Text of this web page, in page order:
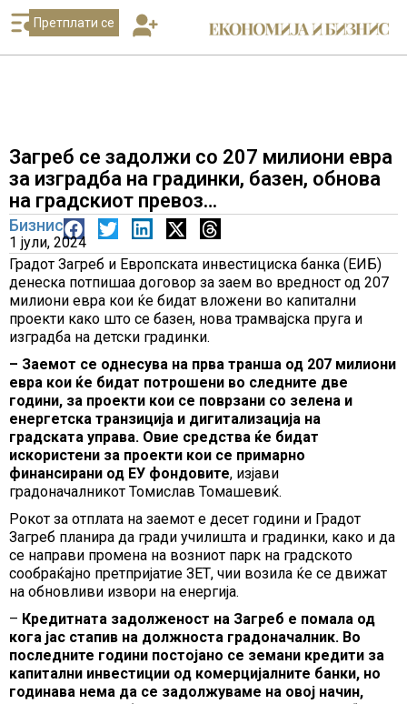
Претплати се
Загреб се задолжи со 207 милиони евра
за изградба на градинки, базен, обнова
на градскиот превоз…
Бизнис
1 јули, 2024
Градот Загреб и Европската инвестициска банка (ЕИБ)
денеска потпишаа договор за заем во вредност од 207
милиони евра кои ќе бидат вложени во капитални
проекти како што се базен, нова трамвајска пруга и
изградба на детски градинки.
– Заемот се однесува на прва транша од 207 милиони
евра кои ќе бидат потрошени во следните две
години, за проекти кои се поврзани со зелена и
енергетска транзиција и дигитализација на
градската управа. Овие средства ќе бидат
искористени за проекти кои се примарно
финансирани од ЕУ фондовите, изјави
градоначалникот Томислав Томашевиќ.
Рокот за отплата на заемот е десет години и Градот
Загреб планира да гради училишта и градинки, како и да
се направи промена на возниот парк на градското
сообраќајно претпријатие ЗЕТ, чии возила ќе се движат
на обновливи извори на енергија.
– Кредитната задолженост на Загреб е помала од
кога јас стапив на должноста градоначалник. Во
последните години постојано се земани кредити за
капитални инвестиции од комерцијалните банки, но
годинава нема да се задолжуваме на овој начин,